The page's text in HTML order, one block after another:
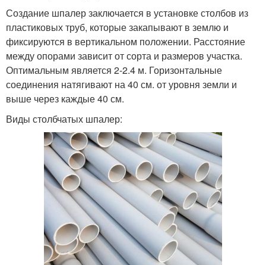
Создание шпалер заключается в установке столбов из
пластиковых труб, которые закапывают в землю и
фиксируются в вертикальном положении. Расстояние
между опорами зависит от сорта и размеров участка.
Оптимальным является 2-2.4 м. Горизонтальные
соединения натягивают на 40 см. от уровня земли и
выше через каждые 40 см.
Виды столбчатых шпалер: